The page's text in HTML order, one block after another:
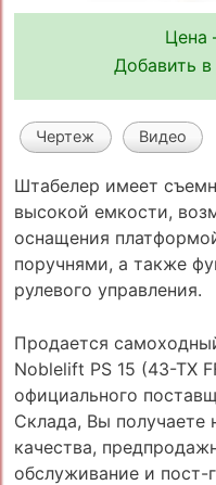
Цена
Добавить в
Чертеж Видео
Штабелер имеет
высокой емкости,
оснащения
поручнями, а также
рулевого управления.
Продается
Noblelift PS 15 (43-TX
официального
Склада, Вы получаете
качества,
обслуживание и пост-